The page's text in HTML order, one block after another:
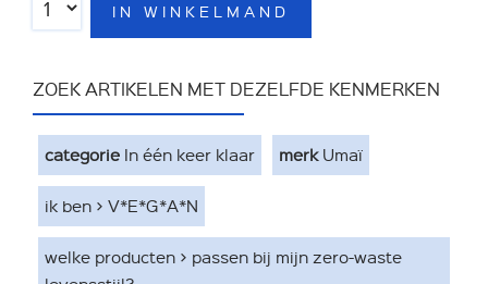
IN WINKELMAND
ZOEK ARTIKELEN MET DEZELFDE KENMERKEN
categorie In één keer klaar merkUmaï
ik ben > V*E*G*A*N
welke producten > passen bij mijn zero-waste